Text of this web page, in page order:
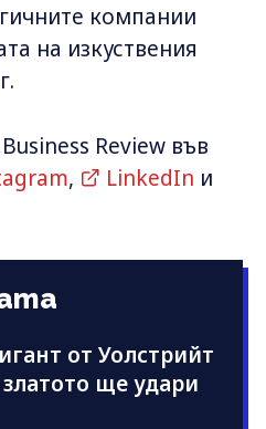
компании
на изкуствения
Review във
, LinkedIn и
от Уолстрийт
ще удари